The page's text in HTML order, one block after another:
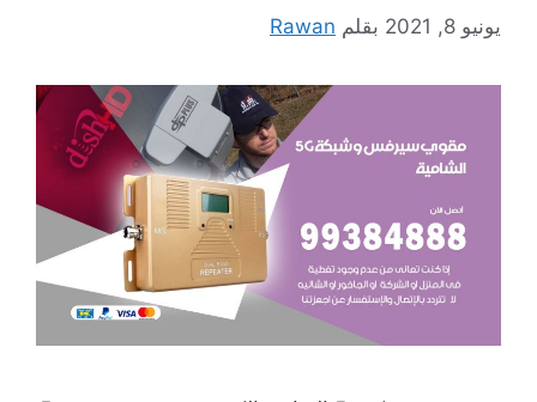
يونيو 8, 2021 بقلم Rawan